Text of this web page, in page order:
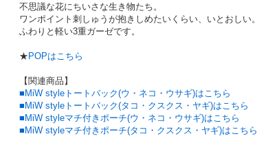
不思議な花にちいさな生き物たち。
ワンポイント刺しゅうが抱きしめたいくらい、いとおしい。
ふわりと軽い3重ガーゼです。
★ POPはこちら
【関連商品】
■ MiW styleトートバック(ウ・ネコ・ウサギ)はこちら
■MiW styleトートバック(タコ・クスクス・ヤギ)はこちら
■MiW styleマチ付きポーチ(ウ・ネコ・ウサギ)はこちら
■MiW styleマチ付きポーチ(タコ・クスクス・ヤギ)はこちら